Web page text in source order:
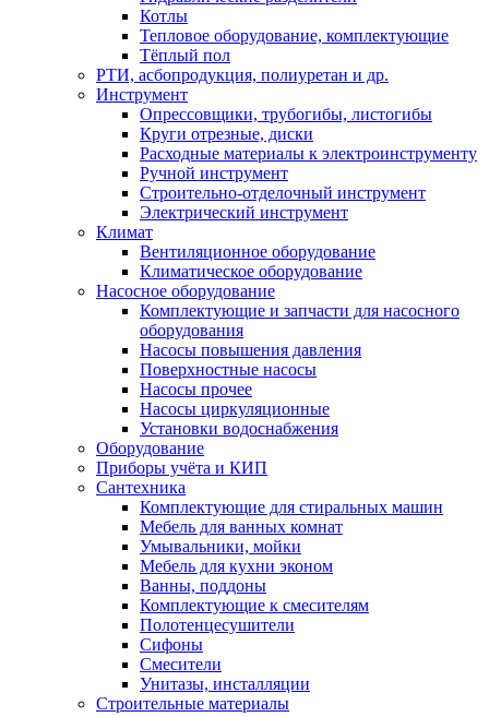
Котлы
Тепловое оборудование, комплектующие
Тёплый пол
РТИ, асбопродукция, полиуретан и др.
Инструмент
Опрессовщики, трубогибы, листогибы
Круги отрезные, диски
Расходные материалы к электроинструменту
Ручной инструмент
Строительно-отделочный инструмент
Электрический инструмент
Климат
Вентиляционное оборудование
Климатическое оборудование
Насосное оборудование
Комплектующие и запчасти для насосного
оборудования
Насосы повышения давления
Поверхностные насосы
Насосы прочее
Насосы циркуляционные
Установки водоснабжения
Оборудование
Приборы учёта и КИП
Сантехника
Комплектующие для стиральных машин
Мебель для ванных комнат
Умывальники, мойки
Мебель для кухни эконом
Ванны, поддоны
Комплектующие к смесителям
Полотенцесушители
Сифоны
Смесители
Унитазы, инсталляции
Строительные материалы